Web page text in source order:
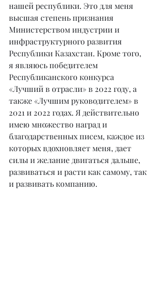
нашей республики. Это для меня
высшая степень признания
Министерством индустрии и
инфраструктурного развития
Республики Казахстан. Кроме того,
я являюсь победителем
Республиканского конкурса
«Лучший в отрасли» в 2022 году, а
также «Лучшим руководителем» в
2021 и 2022 годах. Я действительно
имею множество наград и
благодарственных писем, каждое из
которых вдохновляет меня, дает
силы и желание двигаться дальше,
развиваться и расти как самому, так
и развивать компанию.